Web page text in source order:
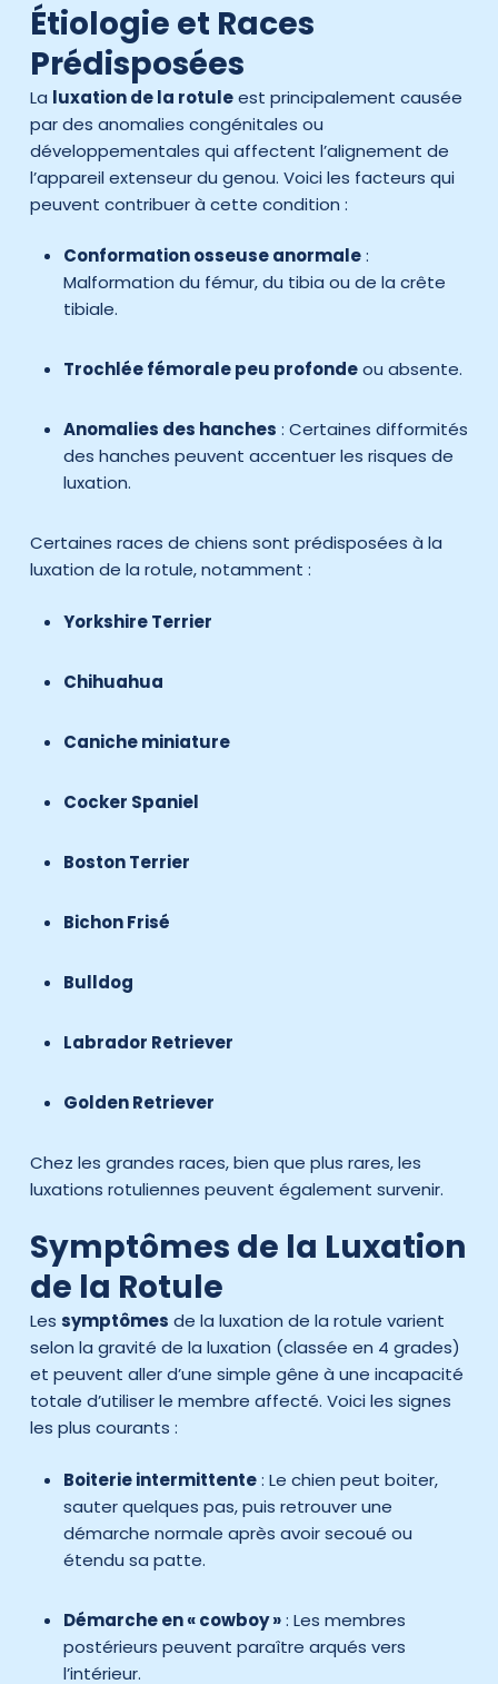
Étiologie et Races
Prédisposées
La luxation de la rotuleest principalement causée
par des anomalies congénitales ou
développementales qui affectent l’alignement de
l’appareil extenseur du genou. Voici les facteurs qui
peuvent contribuer à cette condition :
Conformation osseuse anormale:
Malformation du fémur, du tibia ou de la crête
tibiale.
Trochlée fémorale peu profondeou absente.
Anomalies des hanches : Certaines difformités
des hanches peuvent accentuer les risques de
luxation.
Certaines races de chiens sont prédisposées à la
luxation de la rotule, notamment :
Yorkshire Terrier
Chihuahua
Caniche miniature
Cocker Spaniel
Boston Terrier
Bichon Frisé
Bulldog
Labrador Retriever
Golden Retriever
Chez les grandes races, bien que plus rares, les
luxations rotuliennes peuvent également survenir.
Symptômes de la Luxation
de la Rotule
Les symptômes de la luxation de la rotule varient
selon la gravité de la luxation (classée en 4 grades)
et peuvent aller d’une simple gêne à une incapacité
totale d’utiliser le membre affecté. Voici les signes
les plus courants :
Boiterie intermittente: Le chien peut boiter,
sauter quelques pas, puis retrouver une
démarche normale après avoir secoué ou
étendu sa patte.
Démarche en « cowboy »: Les membres
postérieurs peuvent paraître arqués vers
l’intérieur.